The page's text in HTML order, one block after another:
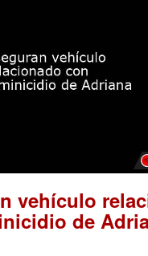
vehículo
de